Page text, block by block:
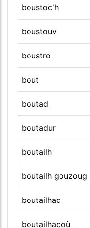
boustoc'h
boustouv
boustro
bout
boutad
boutadur
boutailh
boutailh gouzoug
boutailhad
boutailhadoù